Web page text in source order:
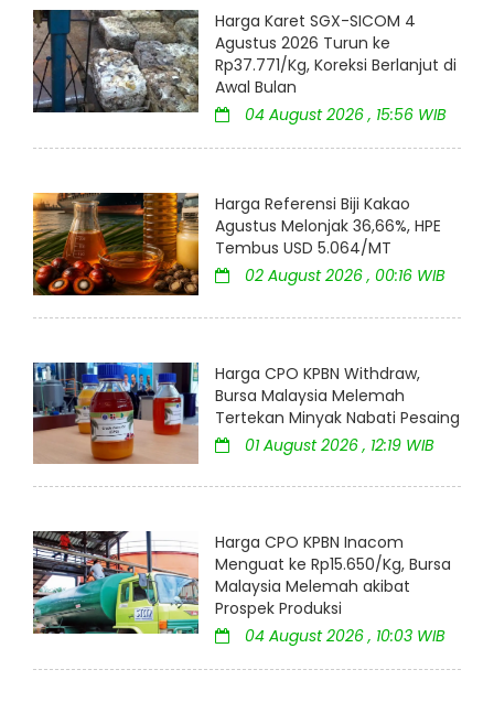
Harga Karet SGX-SICOM 4
Agustus 2026 Turun ke
Rp37.771/Kg, Koreksi Berlanjut di
Awal Bulan
04 August 2026 , 15:56 WIB
Harga Referensi Biji Kakao
Agustus Melonjak 36,66%, HPE
Tembus USD 5.064/MT
02 August 2026 , 00:16 WIB
Harga CPO KPBN Withdraw,
Bursa Malaysia Melemah
Tertekan Minyak Nabati Pesaing
01 August 2026 , 12:19 WIB
Harga CPO KPBN Inacom
Menguat ke Rp15.650/Kg, Bursa
Malaysia Melemah akibat
Prospek Produksi
04 August 2026 , 10:03 WIB